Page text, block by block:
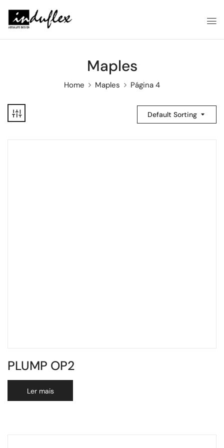
Maples
Home Maples Página 4
Default Sorting
PLUMP OP2
Ler mais